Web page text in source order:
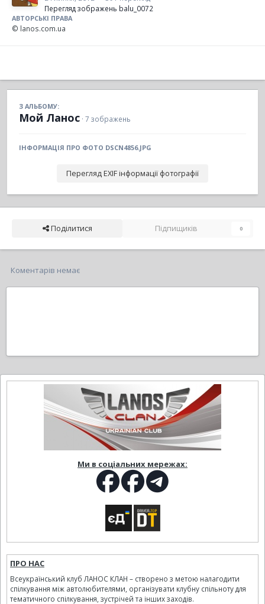
Перегляд зображень balu_0072
АВТОРСЬКІ ПРАВА
© lanos.com.ua
З АЛЬБОМУ:
Мой Ланос · 7 зображень
ІНФОРМАЦІЯ ПРО ФОТО DSCN4856.JPG
Перегляд EXIF інформації фотографії
Поділитися Підпищиків 0
Коментарів немає
Ми в соціальних мережах:
ПРО НАС
Всеукраїнський клуб ЛАНОС КЛАН – створено з метою налагодити
спілкування між автолюбителями, організувати клубну спільноту для
тематичного спілкування, зустрічей та інших заходів.